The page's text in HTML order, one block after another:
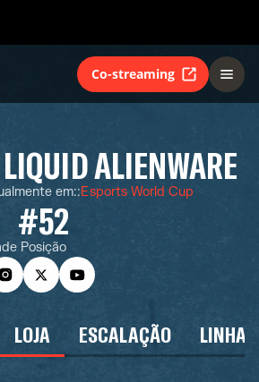
Co-streaming
ALIENWARE
em::Esports World Cup
#52
Posição
LOJA ESCALAÇÃO LINHA